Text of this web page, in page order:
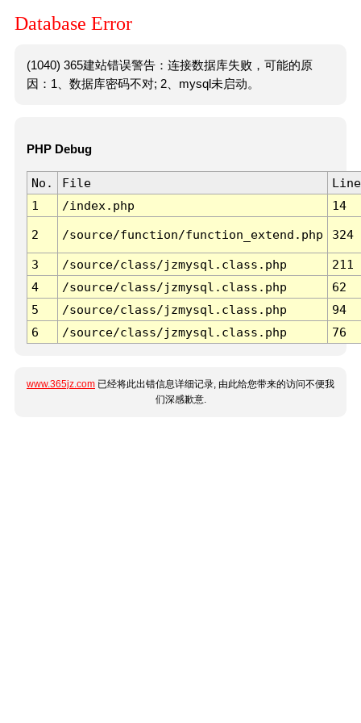
Database Error
(1040) 365建站错误警告：连接数据库失败，可能的原
因：1、数据库密码不对; 2、mysql未启动。
PHP Debug
No. File
Line
1
/index.php 14
2 /source/function/function_extend.php 324
3 /source/class/jzmysql.class.php
211
4
/source/class/jzmysql.class.php
62
5
/source/class/jzmysql.class.php
94
6
/source/class/jzmysql.class.php 76
www.365jz.com 已经将此出错信息详细记录, 由此给您带来的访问不便我
们深感歉意.